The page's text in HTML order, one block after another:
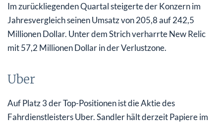
Im zurückliegenden Quartal steigerte der Konzern im
Jahresvergleich seinen Umsatz von 205,8 auf 242,5
Millionen Dollar. Unter dem Strich verharrte New Relic
mit 57,2 Millionen Dollar in der Verlustzone.
Uber
Auf Platz 3 der Top-Positionen ist die Aktie des
Fahrdienstleisters Uber. Sandler hält derzeit Papiere im